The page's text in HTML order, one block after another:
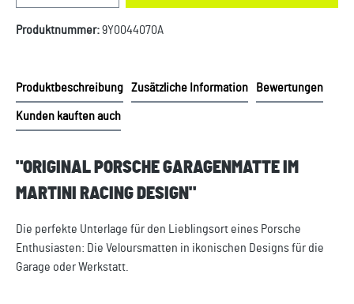
Produktnummer:9Y0044070A
Produktbeschreibung Zusätzliche Information Bewertungen
Kunden kauften auch
"ORIGINAL PORSCHE GARAGENMATTE IM
MARTINI RACING DESIGN"
Die perfekte Unterlage für den Lieblingsort eines Porsche
Enthusiasten: Die Veloursmatten in ikonischen Designs für die
Garage oder Werkstatt.